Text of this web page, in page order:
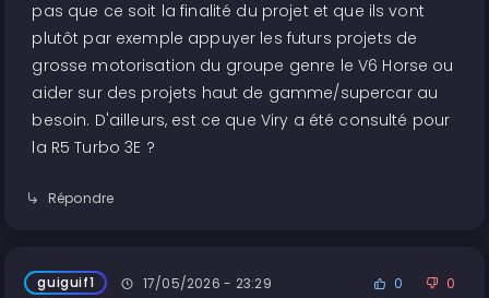
pas que ce soit la finalité du projet et que ils vont
plutôt par exemple appuyer les futurs projets de
grosse motorisation du groupe genre le V6 Horse ou
aider sur des projets haut de gamme/supercar au
besoin. D'ailleurs, est ce que Viry a été consulté pour
la R5 Turbo 3E ?
Répondre
guiguif1 17/05/2026 - 23:29 0 0